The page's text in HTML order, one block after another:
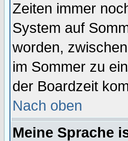
Zeiten immer
System auf
worden,
im Sommer zu
der Boardzeit
Nach oben
Meine Sprache